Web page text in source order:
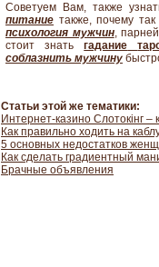
Советуем Вам, также
питание также,почему
психология мужчин,
стоит знать
гадание
соблазнить мужчину
Статьи этой же тематики:
Интернет-казино Слотокінг –
Как правильно ходить на
5 основных недостатков
Как сделать градиентный
Брачные объявления